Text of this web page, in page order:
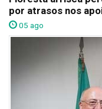
por atrasos nos
05 ago